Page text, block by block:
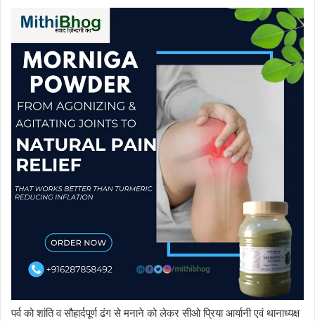
पर्व को शांति व सौहार्दपूर्ण ढंग से मनाने को लेकर सीओ प्रिया आर्यानी एवं थानाध्यक्ष